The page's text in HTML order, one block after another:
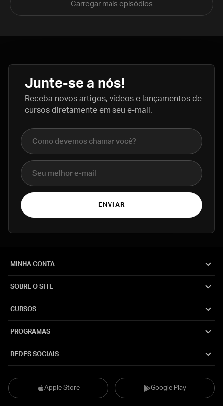
Carregar mais episódios
Junte-se a nós!
Receba novos artigos, vídeos e lançamentos de
cursos diretamente em seu e-mail.
Nome completo
E-mail
ENVIAR
Apple Store Google Play
MINHA CONTA
SOBRE O SITE
CURSOS
PROGRAMAS
REDES SOCIAIS